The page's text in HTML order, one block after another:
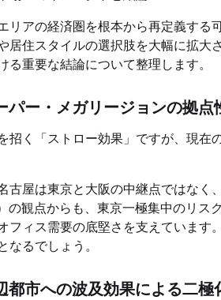
リアの経済圏を根本から再定義する
居住スタイルの選択肢を大幅に拡大
重要な結論について整理します。
パー・メガリージョンの拠点
招く「ストロー効果」ですが、現在
古屋は東京と大阪の中継点ではなく
の観点からも、東京一極集中のリス
フィス需要の底堅さを支えています
るでしょう。
都市への波及効果による二極